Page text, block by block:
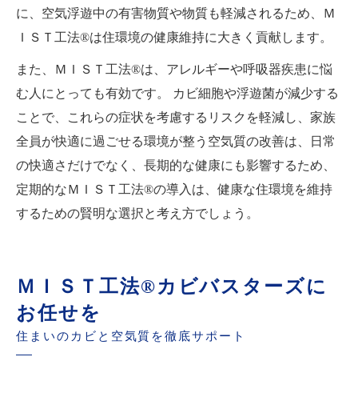
に、空気浮遊中の有害物質や物質も軽減されるため、Ｍ
ＩＳＴ工法®は住環境の健康維持に大きく貢献します。
また、ＭＩＳＴ工法®は、アレルギーや呼吸器疾患に悩
む人にとっても有効です。 カビ細胞や浮遊菌が減少する
ことで、これらの症状を考慮するリスクを軽減し、家族
全員が快適に過ごせる環境が整う空気質の改善は、日常
の快適さだけでなく、長期的な健康にも影響するため、
定期的なＭＩＳＴ工法®の導入は、健康な住環境を維持
するための賢明な選択と考え方でしょう。
ＭＩＳＴ工法®カビバスターズに
お任せを
住まいのカビと空気質を徹底サポート